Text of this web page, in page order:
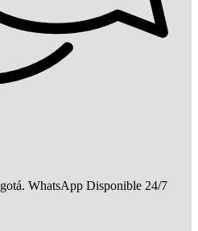
WhatsApp Disponible 24/7